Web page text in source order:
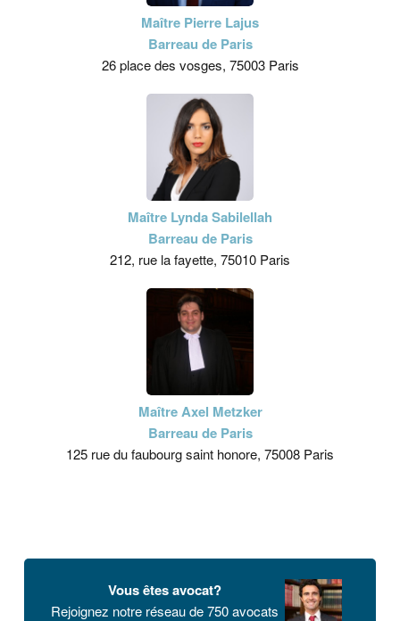
Maître Pierre Lajus
Barreau de Paris
26 place des vosges, 75003 Paris
Maître Lynda Sabilellah
Barreau de Paris
212, rue la fayette, 75010 Paris
Maître Axel Metzker
Barreau de Paris
125 rue du faubourg saint honore, 75008 Paris
Vous êtes avocat?
Rejoignez notre réseau de 750 avocats